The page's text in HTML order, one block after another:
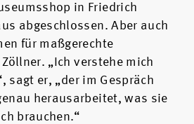
in Friedrich
abgeschlossen. Aber auch
für maßgerechte
„Ich verstehe mich
sagt er, „der im Gespräch
herausarbeitet, was sie
brauchen.“